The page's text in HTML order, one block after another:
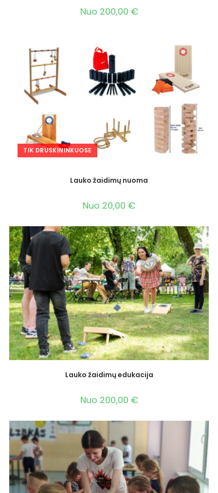
Nuo 200,00 €
TIK DRUSKININKUOSE
Lauko žaidimų nuoma
Nuo 20,00 €
Lauko žaidimų edukacija
Nuo 200,00 €